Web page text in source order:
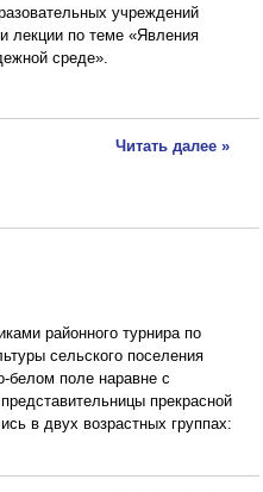
учреждений
лекции по теме «Явления
среде».
Читать далее »
районного турнира по
сельского поселения
белом поле наравне с
прекрасной
в двух возрастных группах: